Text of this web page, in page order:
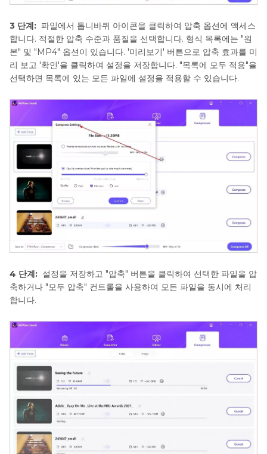
3 단계: 파일에서 톱니바퀴 아이콘을 클릭하여 압축 옵션에 액세스
합니다. 적절한 압축 수준과 품질을 선택합니다. 형식 목록에는 "원
본" 및 "MP4" 옵션이 있습니다. '미리보기' 버튼으로 압축 효과를 미
리 보고 '확인'을 클릭하여 설정을 저장합니다. "목록에 모두 적용"을
선택하면 목록에 있는 모든 파일에 설정을 적용할 수 있습니다.
4 단계: 설정을 저장하고 "압축" 버튼을 클릭하여 선택한 파일을 압
축하거나 "모두 압축" 컨트롤을 사용하여 모든 파일을 동시에 처리
합니다.